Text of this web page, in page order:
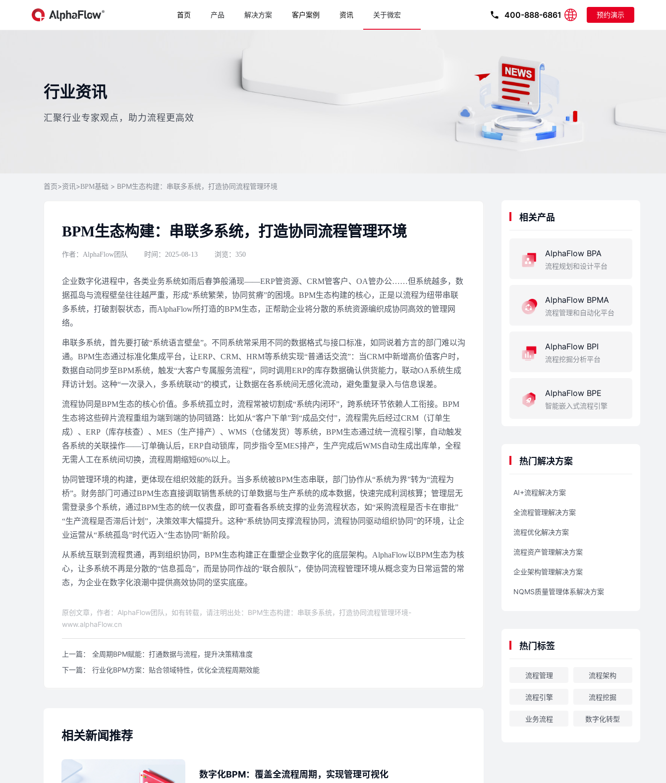
首页 产品 解决方案 客户案例 资讯 关于微宏 400-888-6861 预约演示
行业资讯
汇聚行业专家观点，助力流程更高效
首页 >资讯>BPM基础 > BPM生态构建：串联多系统，打造协同流程管理环境
BPM生态构建：串联多系统，打造协同流程管理环境
作者：AlphaFlow团队 时间：2025-08-13 浏览：350
企业数字化进程中，各类业务系统如雨后春笋般涌现——ERP管资源、CRM管客户、OA管办公……但系统越多，数
据孤岛与流程壁垒往往越严重，形成“系统繁荣，协同贫瘠”的困境。BPM生态构建的核心，正是以流程为纽带串联
多系统，打破割裂状态，而AlphaFlow所打造的BPM生态，正帮助企业将分散的系统资源编织成协同高效的管理网
络。
串联多系统，首先要打破“系统语言壁垒”。不同系统常采用不同的数据格式与接口标准，如同说着方言的部门难以沟
通。BPM生态通过标准化集成平台，让ERP、CRM、HRM等系统实现“普通话交流”：当CRM中新增高价值客户时，
数据自动同步至BPM系统，触发“大客户专属服务流程”，同时调用ERP的库存数据确认供货能力，联动OA系统生成
拜访计划。这种“一次录入，多系统联动”的模式，让数据在各系统间无感化流动，避免重复录入与信息误差。
流程协同是BPM生态的核心价值。多系统孤立时，流程常被切割成“系统内闭环”，跨系统环节依赖人工衔接。BPM
生态将这些碎片流程重组为端到端的协同链路：比如从“客户下单”到“成品交付”，流程需先后经过CRM（订单生
成）、ERP（库存核查）、MES（生产排产）、WMS（仓储发货）等系统，BPM生态通过统一流程引擎，自动触发
各系统的关联操作——订单确认后，ERP自动锁库，同步指令至MES排产，生产完成后WMS自动生成出库单，全程
无需人工在系统间切换，流程周期缩短60%以上。
协同管理环境的构建，更体现在组织效能的跃升。当多系统被BPM生态串联，部门协作从“系统为界”转为“流程为
桥”。财务部门可通过BPM生态直接调取销售系统的订单数据与生产系统的成本数据，快速完成利润核算；管理层无
需登录多个系统，通过BPM生态的统一仪表盘，即可查看各系统支撑的业务流程状态，如“采购流程是否卡在审批”
“生产流程是否滞后计划”，决策效率大幅提升。这种“系统协同支撑流程协同，流程协同驱动组织协同”的环境，让企
业运营从“系统孤岛”时代迈入“生态协同”新阶段。
从系统互联到流程贯通，再到组织协同，BPM生态构建正在重塑企业数字化的底层架构。AlphaFlow以BPM生态为核
心，让多系统不再是分散的“信息孤岛”，而是协同作战的“联合舰队”，使协同流程管理环境从概念变为日常运营的常
态，为企业在数字化浪潮中提供高效协同的坚实底座。
原创文章，作者：AlphaFlow团队，如有转载，请注明出处：BPM生态构建：串联多系统，打造协同流程管理环境-
www.alphaFlow.cn
上一篇：
全周期BPM赋能：打通数据与流程，提升决策精准度
下一篇：
行业化BPM方案：贴合领域特性，优化全流程周期效能
相关新闻推荐
数字化BPM：覆盖全流程周期，实现管理可视化
相关产品
AlphaFlow BPA
流程规划和设计平台
AlphaFlow BPMA
流程管理和自动化平台
AlphaFlow BPI
流程挖掘分析平台
AlphaFlow BPE
智能嵌入式流程引擎
热门解决方案
AI+流程解决方案
全流程管理解决方案
流程优化解决方案
流程资产管理解决方案
企业架构管理解决方案
NQMS质量管理体系解决方案
热门标签
流程管理 流程架构
流程引擎 流程挖掘
业务流程 数字化转型